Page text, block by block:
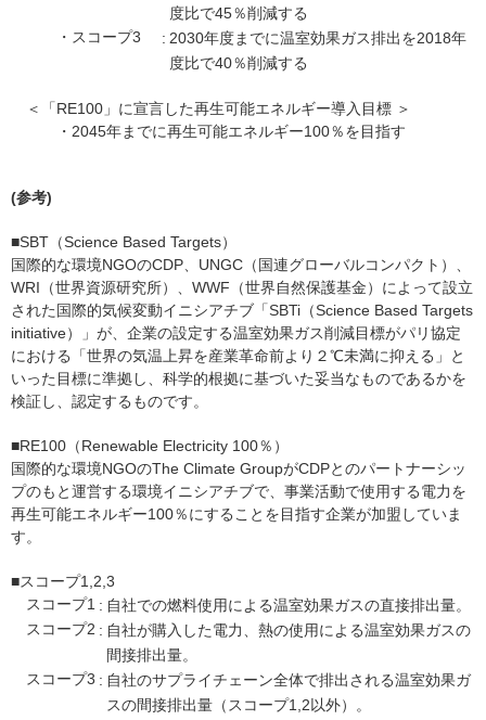
度比で45％削減する
・スコープ3
: 2030年度までに温室効果ガス排出を2018年
度比で40％削減する
＜「RE100」に宣言した再生可能エネルギー導入目標 ＞
・2045年までに再生可能エネルギー100％を目指す
(参考)
■SBT（Science Based Targets）
国際的な環境NGOのCDP、UNGC（国連グローバルコンパクト）、
WRI（世界資源研究所）、WWF（世界自然保護基金）によって設立
された国際的気候変動イニシアチブ「SBTi（Science Based Targets
initiative）」が、企業の設定する温室効果ガス削減目標がパリ協定
における「世界の気温上昇を産業革命前より２℃未満に抑える」と
いった目標に準拠し、科学的根拠に基づいた妥当なものであるかを
検証し、認定するものです。
■RE100（Renewable Electricity 100％）
国際的な環境NGOのThe Climate GroupがCDPとのパートナーシッ
プのもと運営する環境イニシアチブで、事業活動で使用する電力を
再生可能エネルギー100％にすることを目指す企業が加盟していま
す。
■スコープ1,2,3
スコープ1 : 自社での燃料使用による温室効果ガスの直接排出量。
スコープ2 : 自社が購入した電力、熱の使用による温室効果ガスの
間接排出量。
スコープ3 : 自社のサプライチェーン全体で排出される温室効果ガ
スの間接排出量（スコープ1,2以外）。